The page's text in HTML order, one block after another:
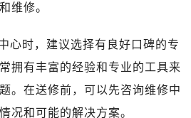
维修。
心时，建议选择有良好口碑的专
拥有丰富的经验和专业的工具来
。在送修前，可以先咨询维修中
况和可能的解决方案。